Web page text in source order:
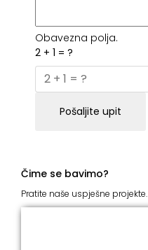
Obavezna polja.
2 + 1 = ?
Pošaljite upit
Čime se bavimo?
Pratite naše uspješne projekte.